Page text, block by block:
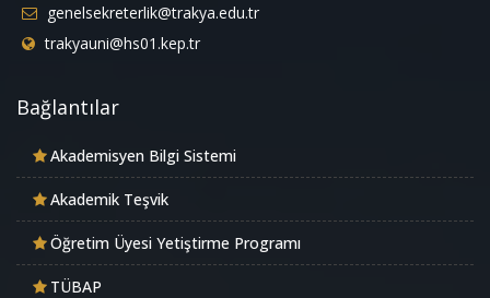
genelsekreterlik@trakya.edu.tr
trakyauni@hs01.kep.tr
Bağlantılar
Akademisyen Bilgi Sistemi
Akademik Teşvik
Öğretim Üyesi Yetiştirme Programı
TÜBAP